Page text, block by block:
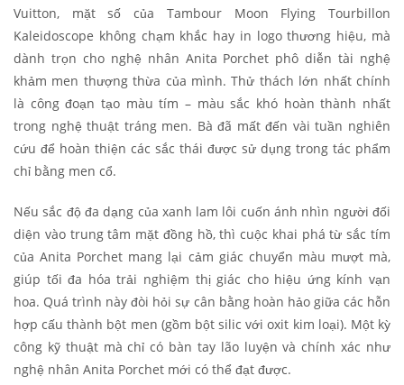
Vuitton, mặt số của Tambour Moon Flying Tourbillon
Kaleidoscope không chạm khắc hay in logo thương hiệu, mà
dành trọn cho nghệ nhân Anita Porchet phô diễn tài nghệ
khảm men thượng thừa của mình. Thử thách lớn nhất chính
là công đoạn tạo màu tím – màu sắc khó hoàn thành nhất
trong nghệ thuật tráng men. Bà đã mất đến vài tuần nghiên
cứu để hoàn thiện các sắc thái được sử dụng trong tác phẩm
chỉ bằng men cổ.
Nếu sắc độ đa dạng của xanh lam lôi cuốn ánh nhìn người đối
diện vào trung tâm mặt đồng hồ, thì cuộc khai phá từ sắc tím
của Anita Porchet mang lại cảm giác chuyển màu mượt mà,
giúp tối đa hóa trải nghiệm thị giác cho hiệu ứng kính vạn
hoa. Quá trình này đòi hỏi sự cân bằng hoàn hảo giữa các hỗn
hợp cấu thành bột men (gồm bột silic với oxit kim loại). Một kỳ
công kỹ thuật mà chỉ có bàn tay lão luyện và chính xác như
nghệ nhân Anita Porchet mới có thể đạt được.